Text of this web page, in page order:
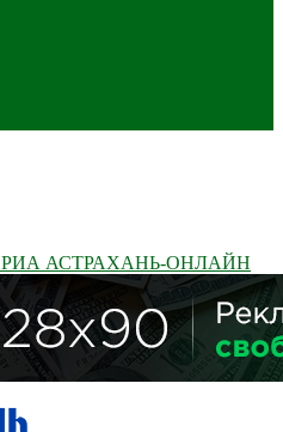
РИА АСТРАХАНЬ-ОНЛАЙН